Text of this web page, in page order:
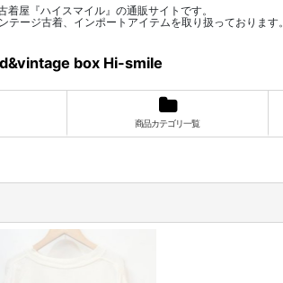
着屋『ハイスマイル』の通販サイトです。
テージ古着、インポートアイテムを取り扱っております。
box Hi-smile
商品カテゴリ一覧